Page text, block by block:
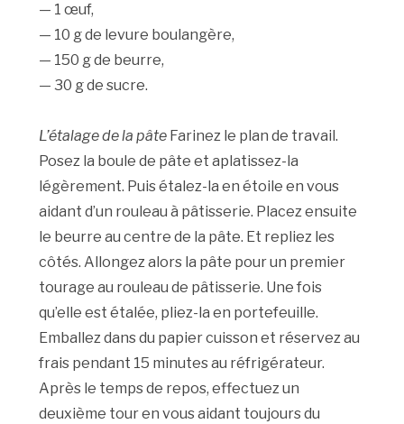
— 1 œuf,
— 10 g de levure boulangère,
— 150 g de beurre,
— 30 g de sucre.
L’étalage de la pâte Farinez le plan de travail.
Posez la boule de pâte et aplatissez-la
légèrement. Puis étalez-la en étoile en vous
aidant d’un rouleau à pâtisserie. Placez ensuite
le beurre au centre de la pâte. Et repliez les
côtés. Allongez alors la pâte pour un premier
tourage au rouleau de pâtisserie. Une fois
qu’elle est étalée, pliez-la en portefeuille.
Emballez dans du papier cuisson et réservez au
frais pendant 15 minutes au réfrigérateur.
Après le temps de repos, effectuez un
deuxième tour en vous aidant toujours du